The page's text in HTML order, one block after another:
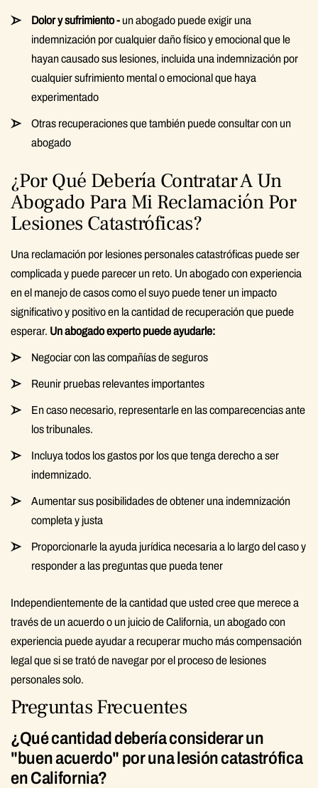
Dolor y sufrimiento - un abogado puede exigir una
indemnización por cualquier daño físico y emocional que le
hayan causado sus lesiones, incluida una indemnización por
cualquier sufrimiento mental o emocional que haya
experimentado
Otras recuperaciones que también puede consultar con un
abogado
¿Por Qué Debería Contratar A Un
Abogado Para Mi Reclamación Por
Lesiones Catastróficas?
Una reclamación por lesiones personales catastróficas puede ser
complicada y puede parecer un reto. Un abogado con experiencia
en el manejo de casos como el suyo puede tener un impacto
significativo y positivo en la cantidad de recuperación que puede
esperar. Un abogado experto puede ayudarle:
Negociar con las compañías de seguros
Reunir pruebas relevantes importantes
En caso necesario, representarle en las comparecencias ante
los tribunales.
Incluya todos los gastos por los que tenga derecho a ser
indemnizado.
Aumentar sus posibilidades de obtener una indemnización
completa y justa
Proporcionarle la ayuda jurídica necesaria a lo largo del caso y
responder a las preguntas que pueda tener
Independientemente de la cantidad que usted cree que merece a
través de un acuerdo o un juicio de California, un abogado con
experiencia puede ayudar a recuperar mucho más compensación
legal que si se trató de navegar por el proceso de lesiones
personales solo.
Preguntas Frecuentes
¿Qué cantidad debería considerar un
"buen acuerdo" por una lesión catastrófica
en California?